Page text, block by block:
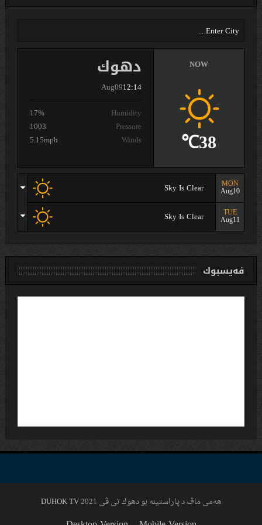
دهوك
Aug0912:14
Humidity
17%
Pressure
1003
Winds
5.15mph
NOW
38℃
MON
Aug10
Sky Is Clear
TUE
Aug11
Sky Is Clear
فەیسبوك
هەمی ماڤ د پاراستینە بو دهوك تی ڤی 2021 DUHOK TV